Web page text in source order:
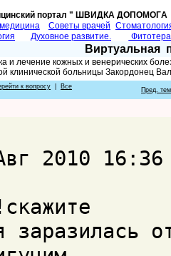
портал " ШВИДКА
Советы врачей
Духовное развитие.
Виртуальная
и лечение кожных и венерических
клинической больницы Закордонец
к вопросу
Все
Пред.
2010 16:36
заразилась